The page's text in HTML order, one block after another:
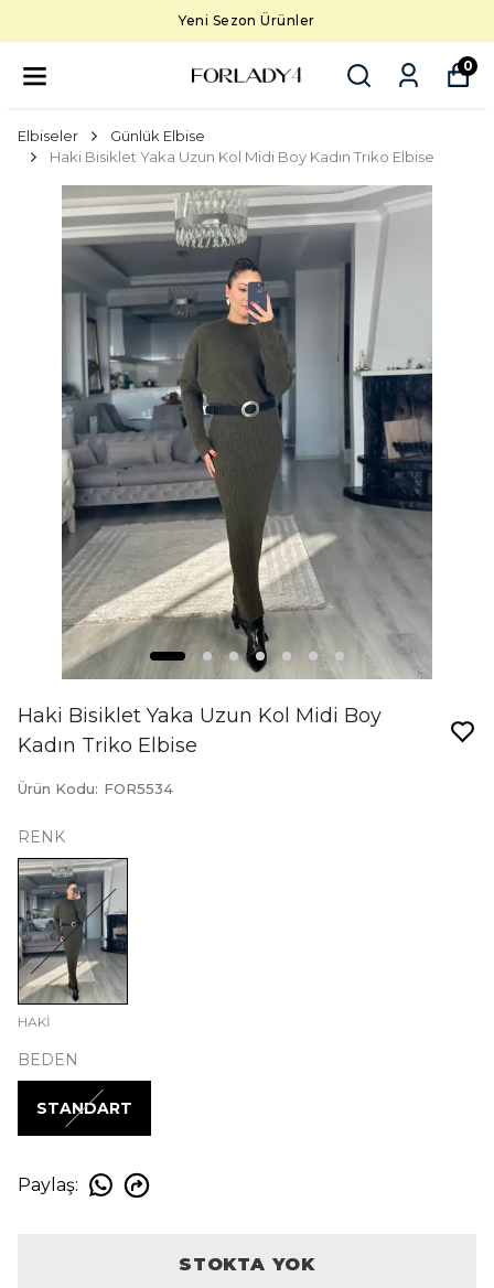
Yeni Sezon Ürünler
0
Elbiseler
Günlük Elbise
Haki Bisiklet Yaka Uzun Kol Midi Boy Kadın Triko Elbise
Haki Bisiklet Yaka Uzun Kol Midi Boy
Kadın Triko Elbise
Ürün Kodu: FOR5534
RENK
HAKİ
BEDEN
STANDART
Paylaş:
STOKTA YOK